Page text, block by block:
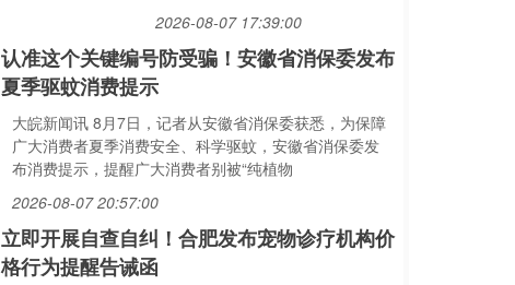
2026-08-07 17:39:00
认准这个关键编号防受骗！安徽省消保委发布
夏季驱蚊消费提示
大皖新闻讯 8月7日，记者从安徽省消保委获悉，为保障
广大消费者夏季消费安全、科学驱蚊，安徽省消保委发
布消费提示，提醒广大消费者别被“纯植物
2026-08-07 20:57:00
立即开展自查自纠！合肥发布宠物诊疗机构价
格行为提醒告诫函